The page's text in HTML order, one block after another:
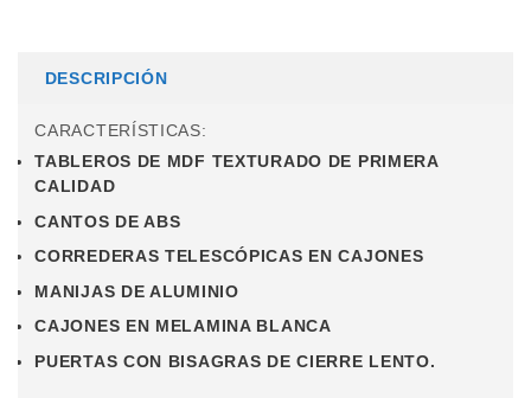
DESCRIPCIÓN
CARACTERÍSTICAS:
TABLEROS DE MDF TEXTURADO DE PRIMERA
CALIDAD
CANTOS DE ABS
CORREDERAS TELESCÓPICAS EN CAJONES
MANIJAS DE ALUMINIO
CAJONES EN MELAMINA BLANCA
PUERTAS CON BISAGRAS DE CIERRE LENTO.